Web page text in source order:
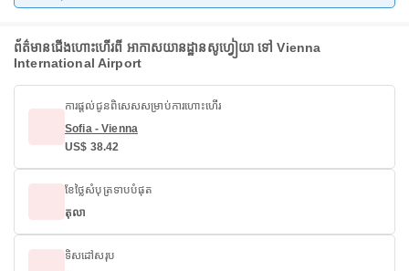
ព័ត៌មានជើងហោះហើរពី អាកាសយានដ្ឋានសូហ្វៀយា ទៅ Vienna
International Airport
ការផ្តល់ជូនពិសេសសម្រាប់ការហោះហើរ
Sofia - Vienna
US$ 38.42
ខែថ្លៃសំបុត្រទាបបំផុត
តុលា
ទិសដៅសរុប